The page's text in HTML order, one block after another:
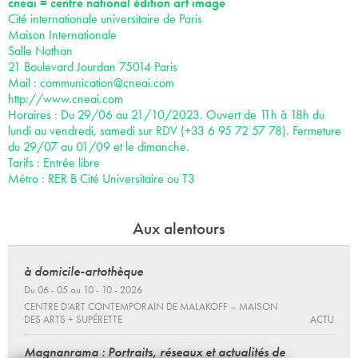
Cité internationale universitaire de Paris
Maison Internationale
Salle Nathan
21 Boulevard Jourdan 75014 Paris
Mail : communication@cneai.com
http://www.cneai.com
Horaires : Du 29/06 au 21/10/2023. Ouvert de 11h à 18h du
lundi au vendredi, samedi sur RDV (+33 6 95 72 57 78). Fermeture
du 29/07 au 01/09 et le dimanche.
Tarifs : Entrée libre
Métro : RER B Cité Universitaire ou T3
Aux alentours
à domicile-artothèque
Du 06 - 05 au 10 - 10 - 2026
CENTRE D’ART CONTEMPORAIN DE MALAKOFF – MAISON
DES ARTS + SUPÉRETTE
ACTU
Magnanrama : Portraits, réseaux et actualités de